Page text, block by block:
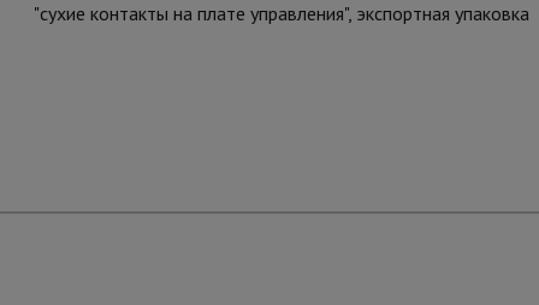
"сухие контакты на плате управления", экспортная упаковка